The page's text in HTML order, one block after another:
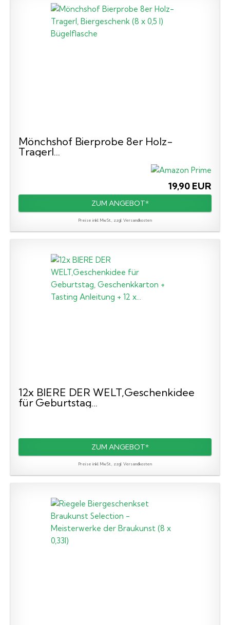
Mönchshof Bierprobe 8er Holz-
Tragerl...
19,90 EUR
ZUM ANGEBOT*
Preise inkl. MwSt., zzgl. Versandkosten
12x BIERE DER WELT,Geschenkidee
für Geburtstag...
ZUM ANGEBOT*
Preise inkl. MwSt., zzgl. Versandkosten